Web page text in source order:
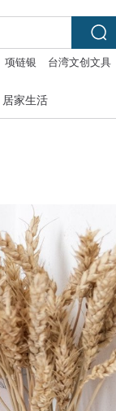
项链银
台湾文创文具
居家生活